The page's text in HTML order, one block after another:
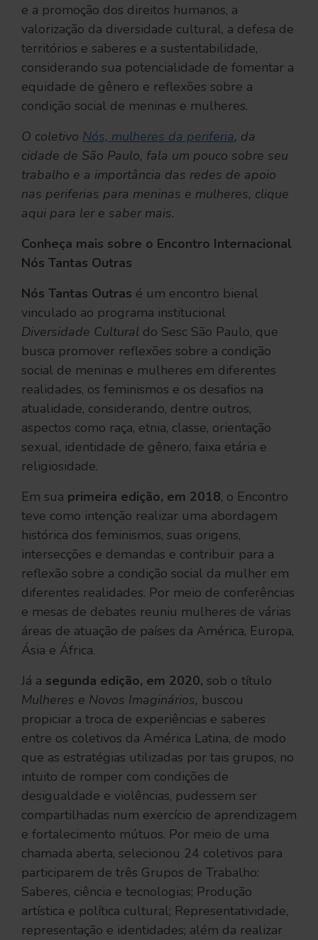
e a promoção dos direitos humanos, a
valorização da diversidade cultural, a defesa de
territórios e saberes e a sustentabilidade,
considerando sua potencialidade de fomentar a
equidade de gênero e reflexões sobre a
condição social de meninas e mulheres.
O coletivo Nós, mulheres da periferia, da
cidade de São Paulo, fala um pouco sobre seu
trabalho e a importância das redes de apoio
nas periferias para meninas e mulheres, clique
aqui para ler e saber mais.
Conheça mais sobre o Encontro Internacional
Nós Tantas Outras
Nós Tantas Outras é um encontro bienal
vinculado ao programa institucional
Diversidade Cultural do Sesc São Paulo, que
busca promover reflexões sobre a condição
social de meninas e mulheres em diferentes
realidades, os feminismos e os desafios na
atualidade, considerando, dentre outros,
aspectos como raça, etnia, classe, orientação
sexual, identidade de gênero, faixa etária e
religiosidade.
Em sua primeira edição, em 2018, o Encontro
teve como intenção realizar uma abordagem
histórica dos feminismos, suas origens,
intersecções e demandas e contribuir para a
reflexão sobre a condição social da mulher em
diferentes realidades. Por meio de conferências
e mesas de debates reuniu mulheres de várias
áreas de atuação de países da América, Europa,
Ásia e África.
Já a segunda edição, em 2020, sob o título
Mulheres e Novos Imaginários, buscou
propiciar a troca de experiências e saberes
entre os coletivos da América Latina, de modo
que as estratégias utilizadas por tais grupos, no
intuito de romper com condições de
desigualdade e violências, pudessem ser
compartilhadas num exercício de aprendizagem
e fortalecimento mútuos. Por meio de uma
chamada aberta, selecionou 24 coletivos para
participarem de três Grupos de Trabalho:
Saberes, ciência e tecnologias; Produção
artística e política cultural; Representatividade,
representação e identidades; além da realizar